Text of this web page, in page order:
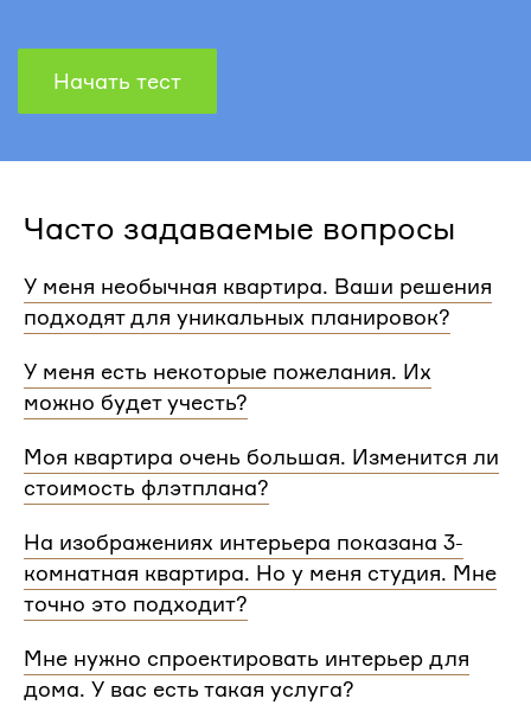
Начать тест
Часто задаваемые вопросы
У меня необычная квартира. Ваши решения
подходят для уникальных планировок?
планировки и учтем особенности вашей
квартиры.
У меня есть некоторые пожелания. Их
можно будет учесть?
согласуем с вами планировочное решение,
расстановку мебели и важные детали. Вы
дизайнером Flatplan
Моя квартира очень большая. Изменится ли
стоимость флэтплана?
площади. Однако если у вас многоэтажный дом
или квартира, нужно будет купить флэтплан для
каждого этажа.
На изображениях интерьера показана 3-
комнатная квартира. Но у меня студия. Мне
точно это подходит?
и учитываем все детали. Любой стиль интерьера
на нашем сайте может быть адаптирован для
Мне нужно спроектировать интерьер для
дома. У вас есть такая услуга?